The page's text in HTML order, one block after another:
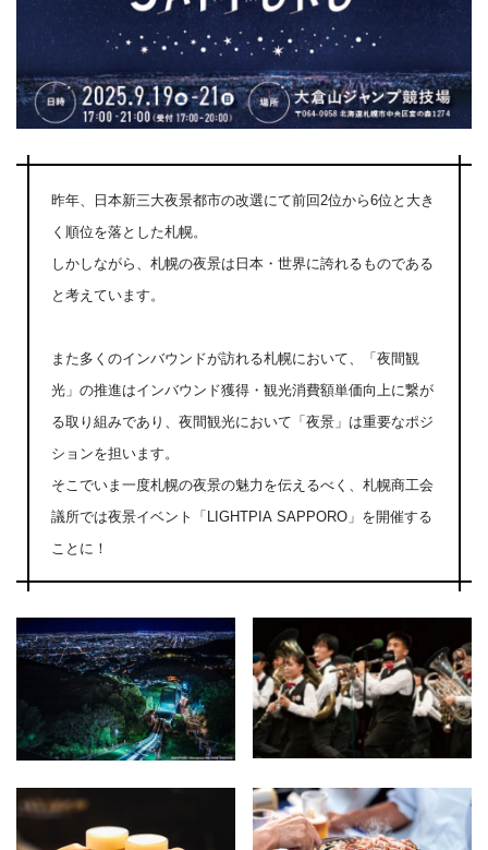
昨年、日本新三大夜景都市の改選にて前回2位から6位と大き
く順位を落とした札幌。
しかしながら、札幌の夜景は日本・世界に誇れるものである
と考えています。
また多くのインバウンドが訪れる札幌において、「夜間観
光」の推進はインバウンド獲得・観光消費額単価向上に繋が
る取り組みであり、夜間観光において「夜景」は重要なポジ
ションを担います。
そこでいま一度札幌の夜景の魅力を伝えるべく、札幌商工会
議所では夜景イベント「LIGHTPIA SAPPORO」を開催する
ことに！